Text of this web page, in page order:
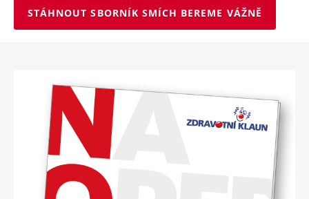
STÁHNOUT SBORNÍK SMÍCH BEREME VÁŽNĚ